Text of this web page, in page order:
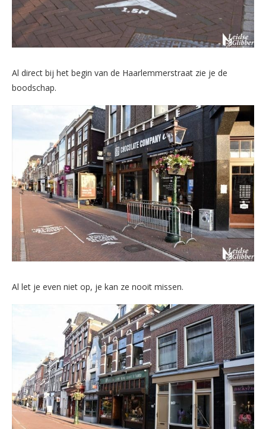
Al direct bij het begin van de Haarlemmerstraat zie je de
boodschap.
Al let je even niet op, je kan ze nooit missen.